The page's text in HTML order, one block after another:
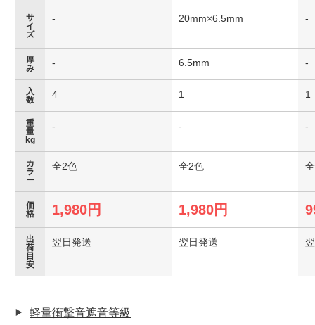
サ
イ
ズ
- 20mm×6.5mm -
厚
み
- 6.5mm -
入
数
4 1 1
重
量
kg
- - -
カ
ラ
ー
全2色 全2色
価
格
1,980円 1,980円
出
荷
目
安
翌日発送 翌日発送
軽量衝撃音遮音等級